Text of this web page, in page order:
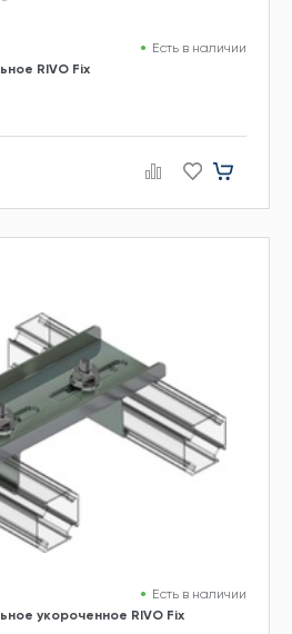
Есть в наличии
RIVO Fix
Есть в наличии
укороченное RIVO Fix